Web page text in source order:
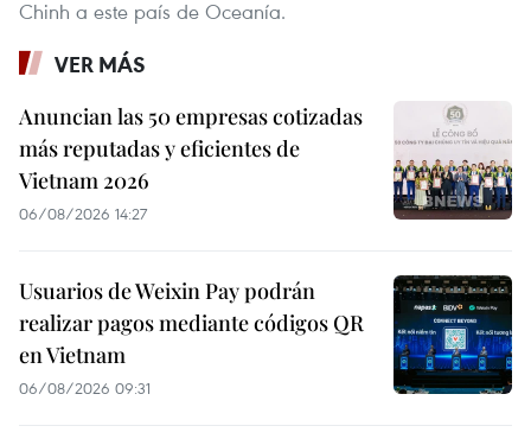
Chinh a este país de Oceanía.
VER MÁS
Anuncian las 50 empresas cotizadas
más reputadas y eficientes de
Vietnam 2026
06/08/2026 14:27
Usuarios de Weixin Pay podrán
realizar pagos mediante códigos QR
en Vietnam
06/08/2026 09:31